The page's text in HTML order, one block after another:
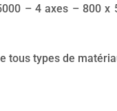
– 4 axes – 800 x
tous types de